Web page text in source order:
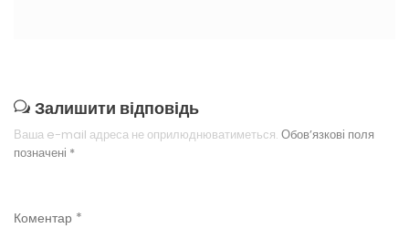
Залишити відповідь
Ваша e-mail адреса не оприлюднюватиметься. Обов’язкові поля
позначені *
Коментар *